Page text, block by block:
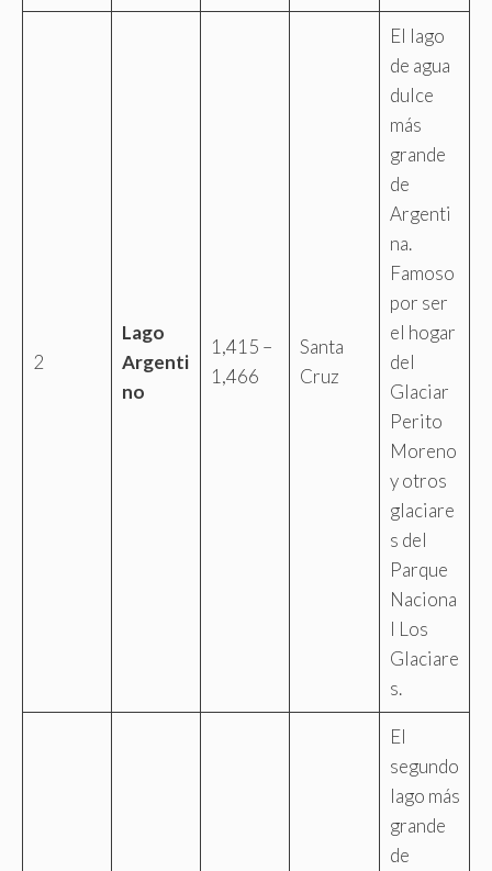
2
Lago
Argenti
no
1,415 –
1,466
Santa
Cruz
El lago
de agua
dulce
más
grande
de
Argenti
na.
Famoso
por ser
el hogar
del
Glaciar
Perito
Moreno
y otros
glaciare
s del
Parque
Naciona
l Los
Glaciare
s.
El
segundo
lago más
grande
de